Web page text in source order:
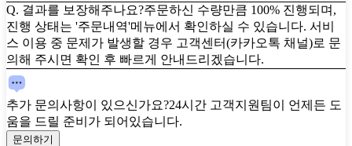
Q. 결과를 보장해주나요?주문하신 수량만큼 100% 진행되며,
진행 상태는 '주문내역'메뉴에서 확인하실 수 있습니다. 서비
스 이용 중 문제가 발생할 경우 고객센터(카카오톡 채널)로 문
의해 주시면 확인 후 빠르게 안내드리겠습니다.
추가 문의사항이 있으신가요?24시간 고객지원팀이 언제든 도
움을 드릴 준비가 되어있습니다.
문의하기